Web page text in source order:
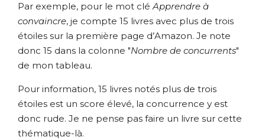
Par exemple, pour le mot cléApprendre à
convaincre, je compte 15 livres avec plus de trois
étoiles sur la première page d’Amazon. Je note
donc 15 dans la colonne "Nombre de concurrents"
de mon tableau.
Pour information, 15 livres notés plus de trois
étoiles est un score élevé, la concurrence y est
donc rude. Je ne pense pas faire un livre sur cette
thématique-là.